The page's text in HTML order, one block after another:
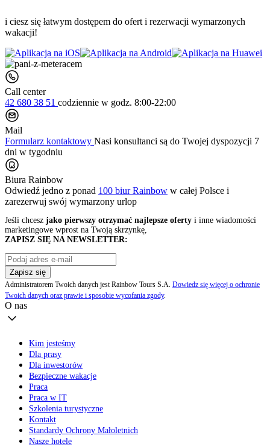
i ciesz się łatwym dostępem do ofert i rezerwacji wymarzonych
wakacji!
Call center
42 680 38 51 codziennie w godz. 8:00-22:00
Mail
Formularz kontaktowy Nasi konsultanci są do Twojej dyspozycji 7
dni w tygodniu
Biura Rainbow
Odwiedź jedno z ponad 100 biur Rainbow w całej Polsce i
zarezerwuj swój wymarzony urlop
Jeśli chcesz jako pierwszy otrzymać najlepsze oferty i inne wiadomości
marketingowe wprost na Twoją skrzynkę,
ZAPISZ SIĘ NA NEWSLETTER:
Zapisz się
Administratorem Twoich danych jest Rainbow Tours S.A. Dowiedz się więcej o ochronie
Twoich danych oraz prawie i sposobie wycofania zgody.
O nas
Kim jesteśmy
Dla prasy
Dla inwestorów
Bezpieczne wakacje
Praca
Praca w IT
Szkolenia turystyczne
Kontakt
Standardy Ochrony Małoletnich
Nasze hotele